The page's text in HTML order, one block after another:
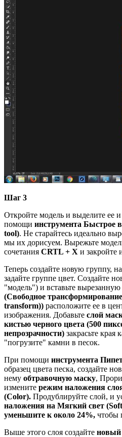
Шаг 3
Откройте модель и выделите ее
помощи инструмента Быстрое
tool). Не старайтесь идеально
мы их дорисуем. Вырежьте
сочетания CRTL + Х и закройте
Теперь создайте новую группу,
задайте группе цвет. Создайте
"модель") и вставьте
(Свободное
transform)) расположите ее в
изображения. Добавьте слой
кистью черного цвета (500
непрозрачности) закрасьте края
"погрузите" камни в песок.
При помощи инструмента
образец цвета песка, создайте
нему обтравочную маску,
измените режим наложения
(Color). Продублируйте слой, и
наложения на Мягкий свет
уменьшите к около 24%, чтобы
Выше этого слоя создайте новый